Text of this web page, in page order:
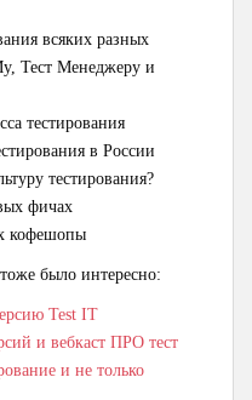
всяких разных
Тест Менеджеру и
тестирования
в России
тестирования?
фичах
кофешопы
было интересно:
Test IT
и вебкаст ПРО тест
и не только